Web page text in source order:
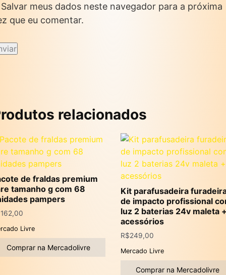
Salvar meus dados neste navegador para a próxima
que eu comentar.
relacionados
de fraldas premium
tamanho g com 68
pampers
162,00
Livre
Comprar na Mercadolivre
Kit parafusadeira
de impacto profissional
luz 2 baterias 24v maleta
acessórios
R$249,00
Mercado Livre
Comprar na Mercadolivre